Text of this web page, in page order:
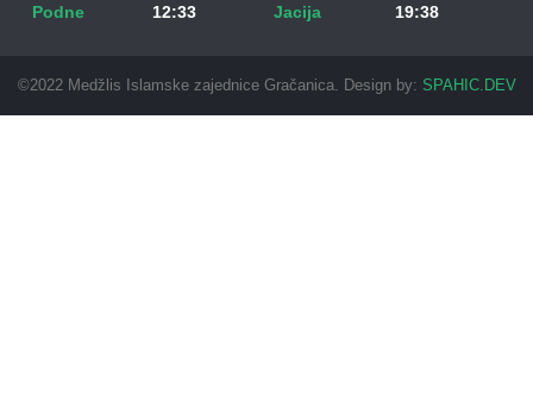
Podne 12:33 Jacija 19:38
©2022 Medžlis Islamske zajednice Gračanica. Design by: SPAHIC.DEV